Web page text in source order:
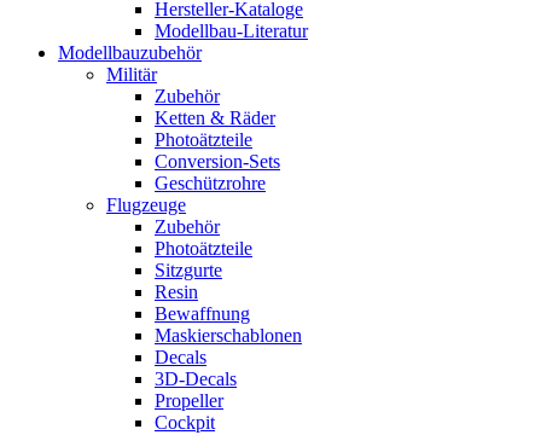
Hersteller-Kataloge
Modellbau-Literatur
Modellbauzubehör
Militär
Zubehör
Ketten & Räder
Photoätzteile
Conversion-Sets
Geschützrohre
Flugzeuge
Zubehör
Photoätzteile
Sitzgurte
Resin
Bewaffnung
Maskierschablonen
Decals
3D-Decals
Propeller
Cockpit